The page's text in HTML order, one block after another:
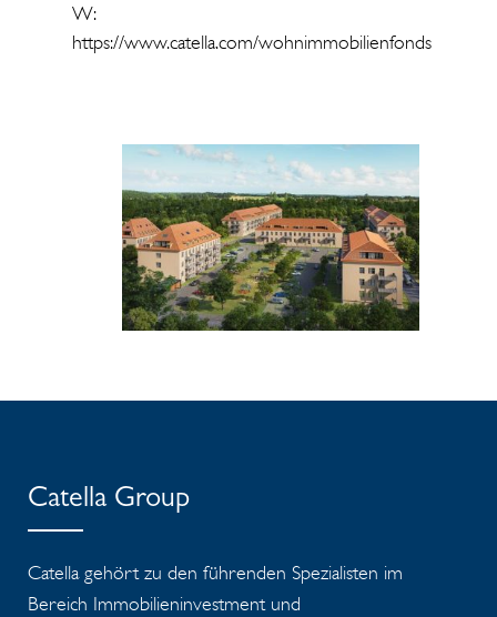
W:
https://www.catella.com/wohnimmobilienfonds
Catella Group
Catella gehört zu den führenden Spezialisten im
Bereich Immobilieninvestment und